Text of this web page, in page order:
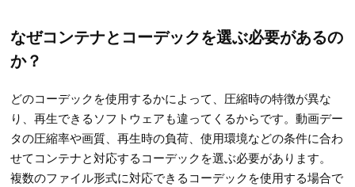
なぜコンテナとコーデックを選ぶ必要があるの
か？
どのコーデックを使用するかによって、圧縮時の特徴が異な
り、再生できるソフトウェアも違ってくるからです。動画デー
タの圧縮率や画質、再生時の負荷、使用環境などの条件に合わ
せてコンテナと対応するコーデックを選ぶ必要があります。
複数のファイル形式に対応できるコーデックを使用する場合で